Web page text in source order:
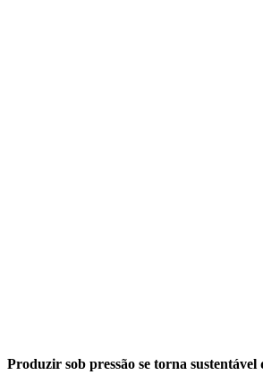
Produzir sob pressão se torna